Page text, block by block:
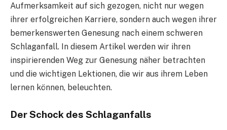
Aufmerksamkeit auf sich gezogen, nicht nur wegen
ihrer erfolgreichen Karriere, sondern auch wegen ihrer
bemerkenswerten Genesung nach einem schweren
Schlaganfall. In diesem Artikel werden wir ihren
inspirierenden Weg zur Genesung näher betrachten
und die wichtigen Lektionen, die wir aus ihrem Leben
lernen können, beleuchten.
Der Schock des Schlaganfalls